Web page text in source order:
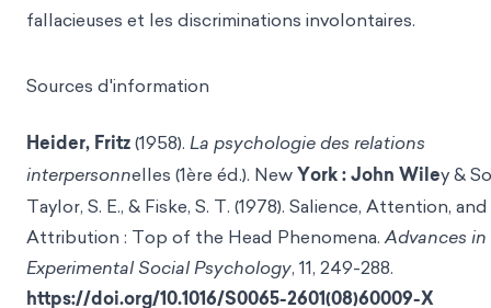
fallacieuses et les discriminations involontaires.
Sources d'information
Heider, Fritz(1958). La psychologie des relations
interpersonnelles (1ère éd.). NewYork : John Wiley &
Taylor, S. E., & Fiske, S. T. (1978). Salience, Attention, and
Attribution : Top of the Head Phenomena.Advances in
Experimental Social Psychology, 11, 249-288.
https://doi.org/10.1016/S0065-2601(08)60009-X